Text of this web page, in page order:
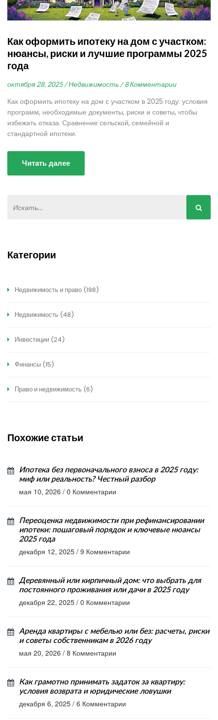
Как оформить ипотеку на дом с участком:
нюансы, риски и лучшие программы 2025
года
октября 28, 2025 / Недвижимость / 8 Комментарии
Как оформить ипотеку на дом с участком в 2025 году: условия
программ, необходимые документы, риски и советы, чтобы
избежать отказа. Сравнение сельской, семейной и
стандартной ипотеки.
Читать далее
Категории
Недвижимость и право (198)
Недвижимость (48)
Инвестиции (24)
Финансы (15)
Право и недвижимость (6)
Похожие статьи
Ипотека без первоначального взноса в 2025 году:
миф или реальность? Честный разбор
мая 10, 2026 / 0 Комментарии
Переоценка недвижимости при рефинансировании
ипотеки: пошаговый порядок и ключевые нюансы
2025 года
декабря 12, 2025 / 9 Комментарии
Деревянный или кирпичный дом: что выбрать для
постоянного проживания или дачи в 2025 году
декабря 22, 2025 / 0 Комментарии
Аренда квартиры с мебелью или без: расчеты, риски
и советы собственникам в 2026 году
мая 20, 2026 / 8 Комментарии
Как грамотно принимать задаток за квартиру:
условия возврата и юридические ловушки
декабря 6, 2025 / 6 Комментарии